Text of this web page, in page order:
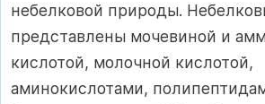
небелковой природы.
представлены мочевиной и
кислотой, молочной кислотой,
аминокислотами,